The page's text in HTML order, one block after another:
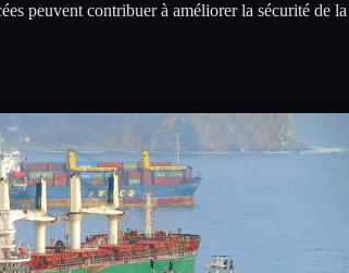
peuvent contribuer à améliorer la sécurité de la